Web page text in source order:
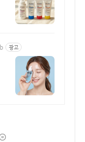
광고